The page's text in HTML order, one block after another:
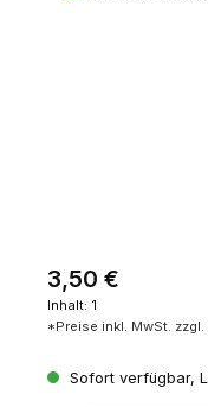
Regulärer Preis:
3,50 €
Inhalt: 1
*Preise inkl. MwSt.
Sofort verfügbar,